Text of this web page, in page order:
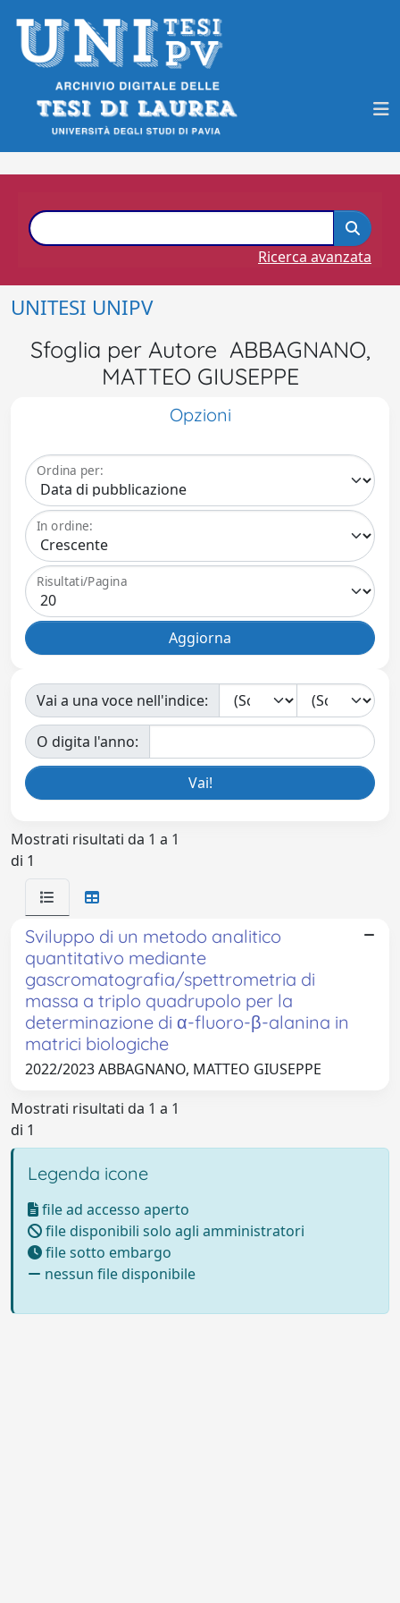
Ricerca avanzata
UNITESI UNIPV
Sfoglia per Autore ABBAGNANO,
MATTEO GIUSEPPE
Opzioni
Ordina per:
In ordine:
Risultati/Pagina
Vai a una voce nell'indice:
O digita l'anno:
Mostrati risultati da 1 a 1
di 1
Sviluppo di un metodo analitico
quantitativo mediante
gascromatografia/spettrometria di
massa a triplo quadrupolo per la
determinazione di α-fluoro-β-alanina in
matrici biologiche
2022/2023 ABBAGNANO, MATTEO GIUSEPPE
Mostrati risultati da 1 a 1
di 1
Legenda icone
file ad accesso aperto
file disponibili solo agli amministratori
file sotto embargo
nessun file disponibile